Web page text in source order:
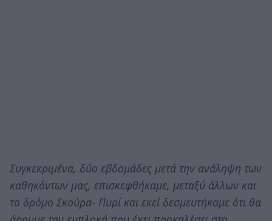
Συγκεκριμένα, δύο εβδομάδες μετά την ανάληψη των
καθηκόντων μας, επισκεφθήκαμε, μεταξύ άλλων και
το δρόμο Σκούρα- Πυρί και εκεί δεσμευτήκαμε ότι θα